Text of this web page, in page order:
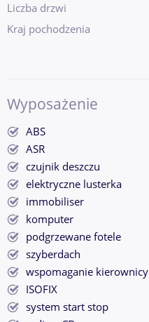
Liczba drzwi
Kraj pochodzenia
Wyposażenie
ABS
ASR
czujnik deszczu
elektryczne lusterka
immobiliser
komputer
podgrzewane fotele
szyberdach
wspomaganie kierownicy
ISOFIX
system start stop